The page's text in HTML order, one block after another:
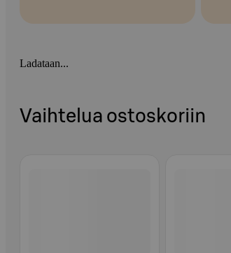
Ladataan...
Vaihtelua ostoskoriin